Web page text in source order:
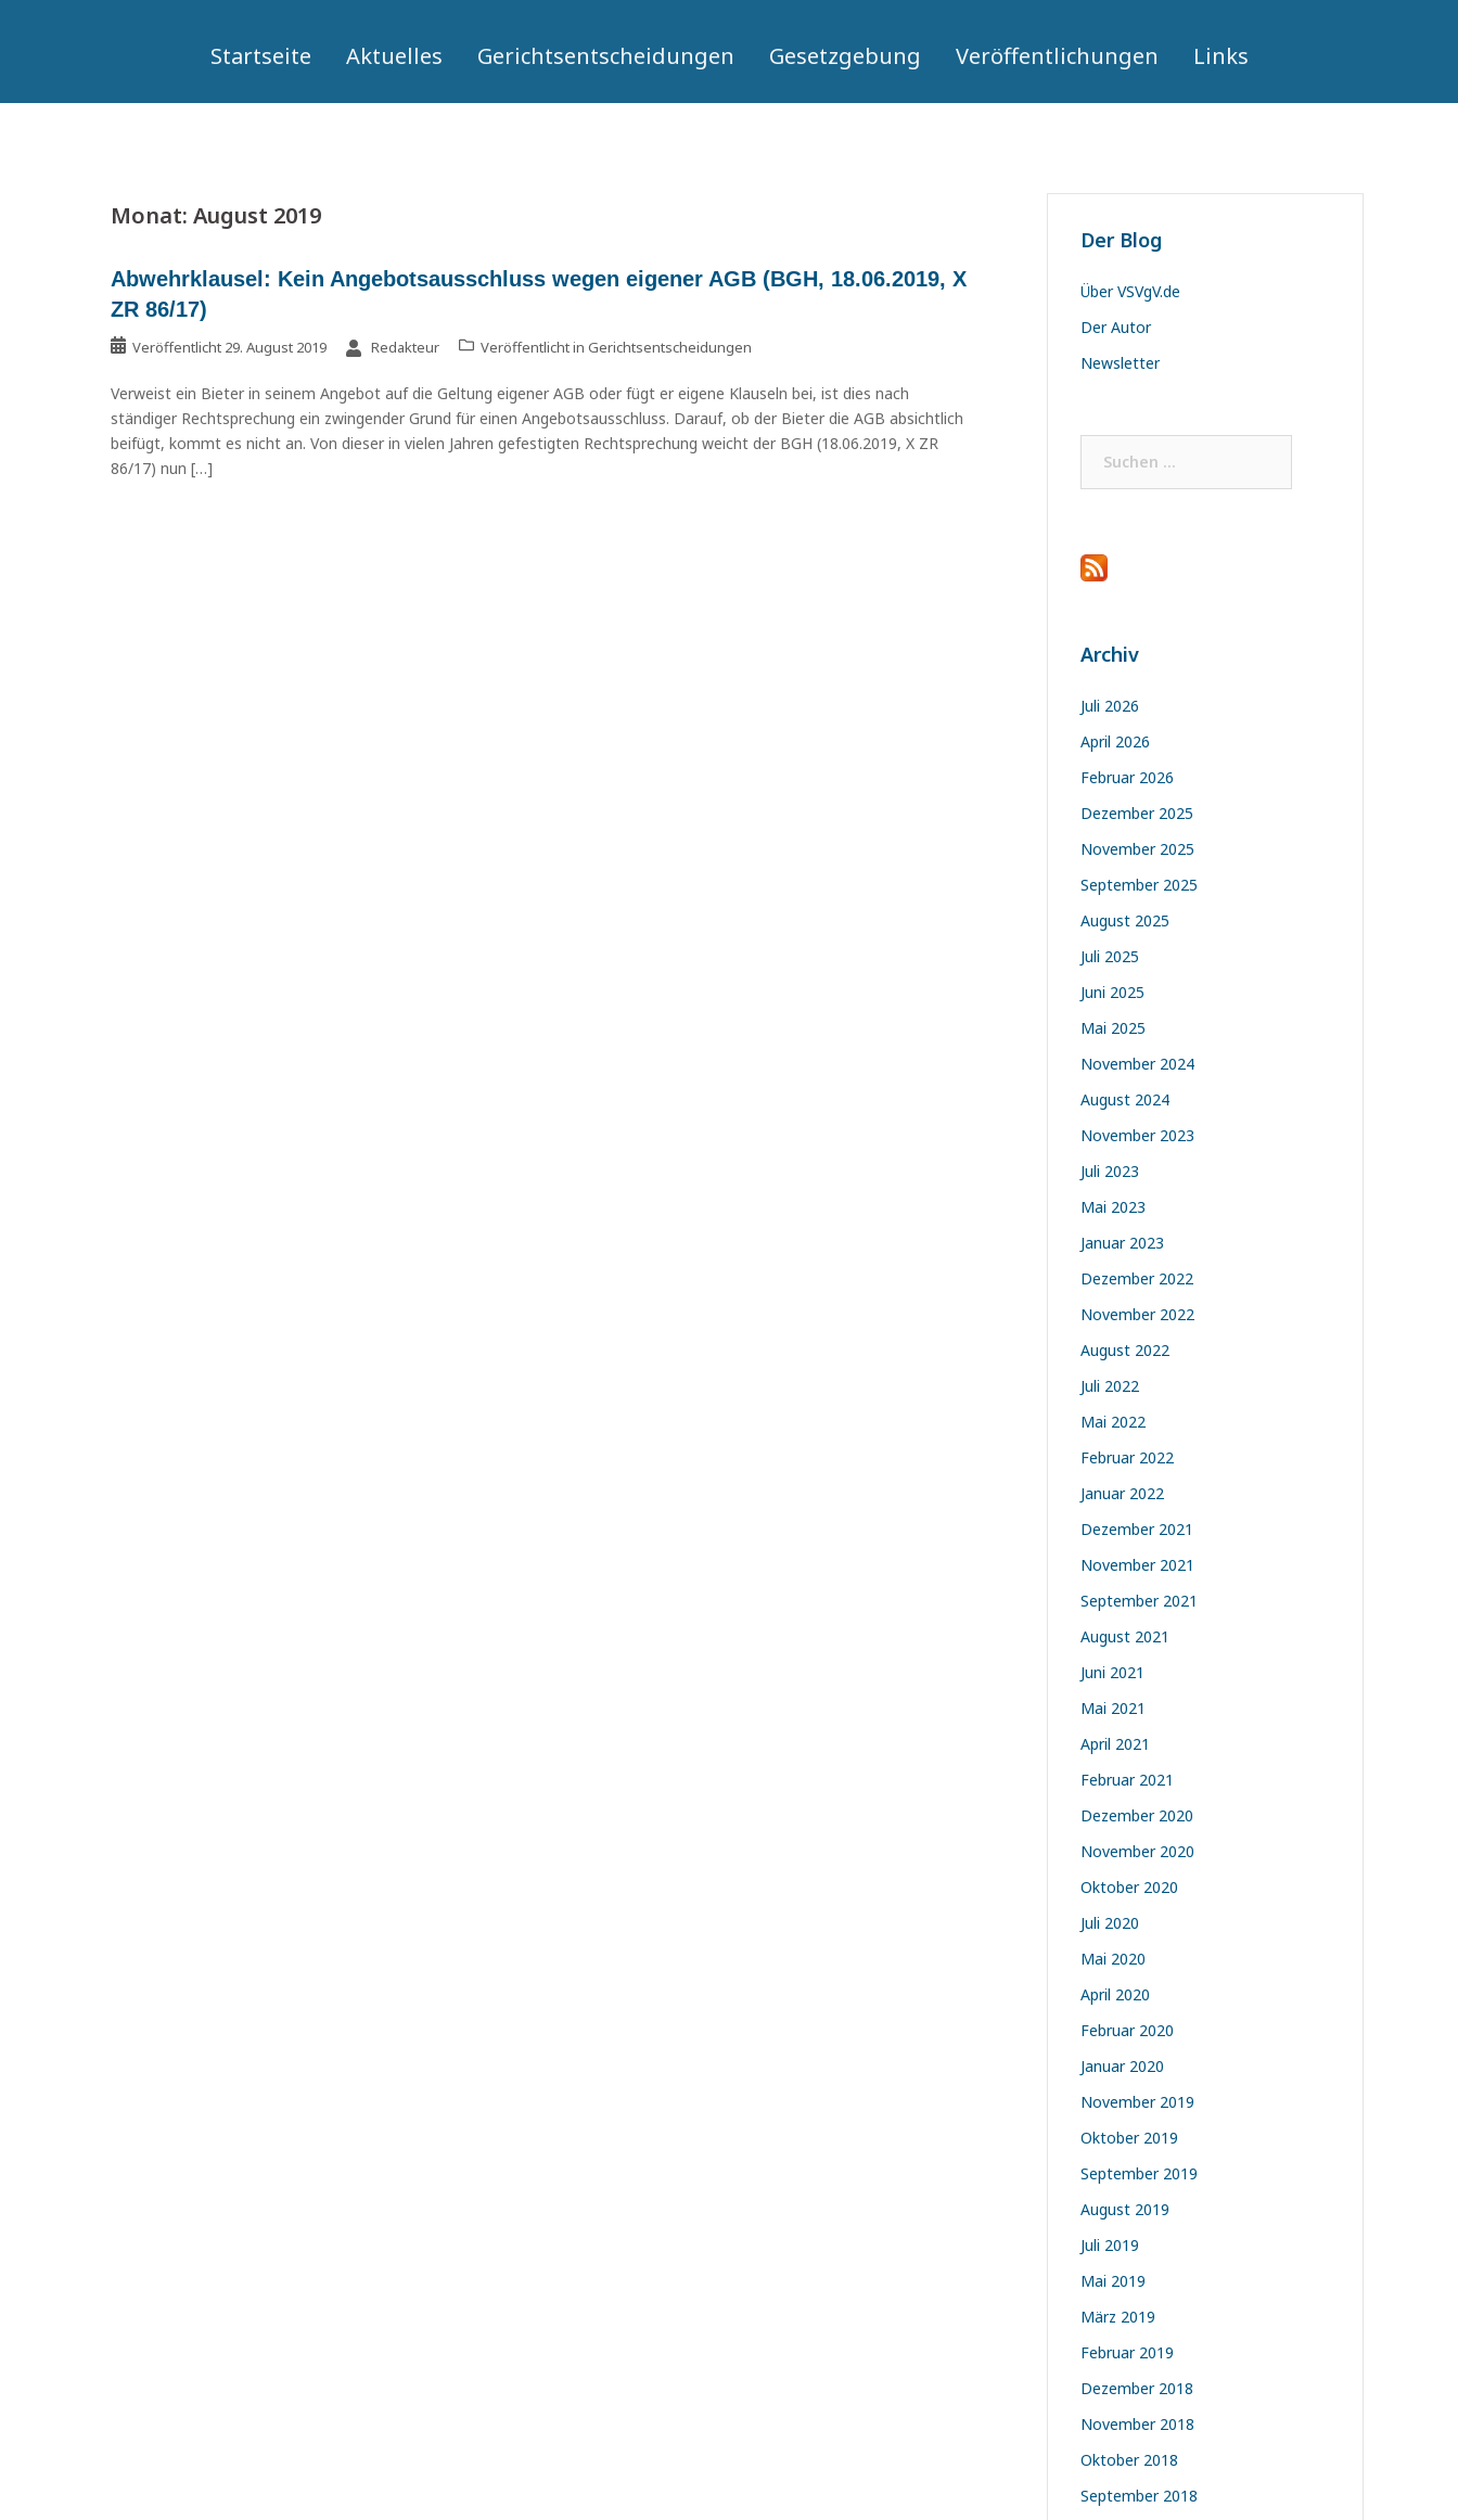
Startseite Aktuelles Gerichtsentscheidungen Gesetzgebung Veröffentlichungen Links
Monat: August 2019
Abwehrklausel: Kein Angebotsausschluss wegen eigener AGB (BGH, 18.06.2019, X
ZR 86/17)
Veröffentlicht 29. August 2019 Redakteur Veröffentlicht in Gerichtsentscheidungen
Verweist ein Bieter in seinem Angebot auf die Geltung eigener AGB oder fügt er eigene Klauseln bei, ist dies nach
ständiger Rechtsprechung ein zwingender Grund für einen Angebotsausschluss. Darauf, ob der Bieter die AGB absichtlich
beifügt, kommt es nicht an. Von dieser in vielen Jahren gefestigten Rechtsprechung weicht der BGH (18.06.2019, X ZR
86/17) nun […]
Der Blog
Über VSVgV.de
Der Autor
Newsletter
nach:
Archiv
Juli 2026
April 2026
Februar 2026
Dezember 2025
November 2025
September 2025
August 2025
Juli 2025
Juni 2025
Mai 2025
November 2024
August 2024
November 2023
Juli 2023
Mai 2023
Januar 2023
Dezember 2022
November 2022
August 2022
Juli 2022
Mai 2022
Februar 2022
Januar 2022
Dezember 2021
November 2021
September 2021
August 2021
Juni 2021
Mai 2021
April 2021
Februar 2021
Dezember 2020
November 2020
Oktober 2020
Juli 2020
Mai 2020
April 2020
Februar 2020
Januar 2020
November 2019
Oktober 2019
September 2019
August 2019
Juli 2019
Mai 2019
März 2019
Februar 2019
Dezember 2018
November 2018
Oktober 2018
September 2018